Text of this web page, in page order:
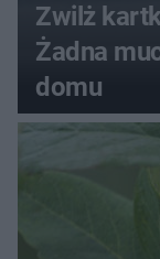
Zwilż
Żadna
domu